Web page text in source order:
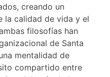
creando un
la calidad de vida y el
filosofías han
de Santa
mentalidad de
compartido entre